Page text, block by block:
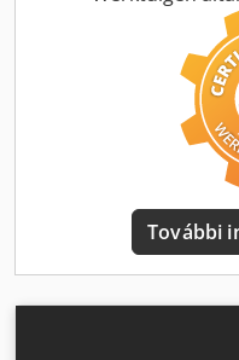
Ventilátor 74 dBa Szűrő
rendszer Pneumatikus -
Alumínium sugár rotor
NÉMET NYELVŰ
JUST ASK Ár nettó
megrendeléstől
számítjuk ki. Szintén
egyszerűen kérje
információ a Pintura en
Powder Coating,
en poudre,
фарбування
üzem porfestő üzem
További